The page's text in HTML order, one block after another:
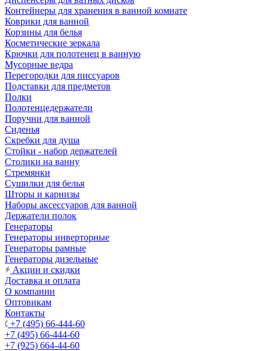
Контейнеры для хранения в ванной комнате
Коврики для ванной
Корзины для белья
Косметические зеркала
Крючки для полотенец в ванную
Мусорные ведра
Перегородки для писсуаров
Подставки для предметов
Полки
Полотенцедержатели
Поручни для ванной
Сиденья
Скребки для душа
Стойки - набор держателей
Столики на ванну
Стремянки
Сушилки для белья
Шторы и карнизы
Наборы аксессуаров для ванной
Держатели полок
Генераторы
Генераторы инверторные
Генераторы рамные
Генераторы дизельные
Акции и скидки
Доставка и оплата
О компании
Оптовикам
Контакты
+7 (495) 66-444-60
+7 (495) 66-444-60
+7 (925) 664-44-60